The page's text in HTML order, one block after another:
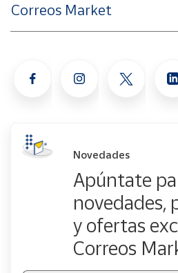
Correos Market
Novedades
Apúntate
novedades,
y ofertas
Correos